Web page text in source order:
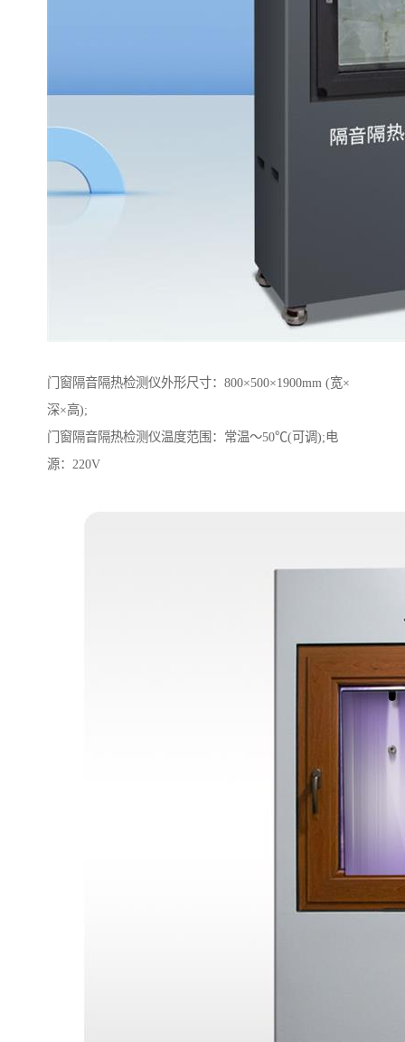
门窗隔音隔热检测仪外形尺寸：800×500×1900mm (宽×
深×高);
门窗隔音隔热检测仪温度范围：常温～50℃(可调);电
源：220V